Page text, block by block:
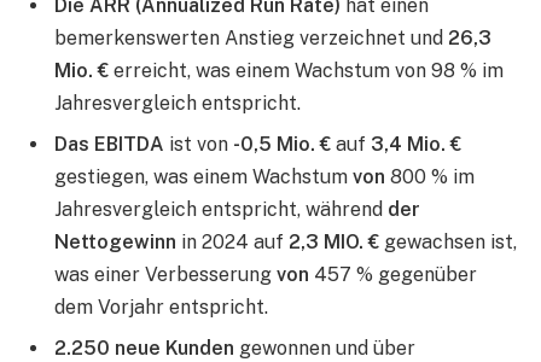
Die ARR (Annualized Run Rate) hat einen
bemerkenswerten Anstieg verzeichnet und 26,3
Mio. € erreicht, was einem Wachstum von 98 % im
Jahresvergleich entspricht.
Das EBITDA ist von -0,5 Mio. € auf 3,4 Mio. €
gestiegen, was einem Wachstum von 800 % im
Jahresvergleich entspricht, während der
Nettogewinn in 2024 auf 2,3 MIO. € gewachsen ist,
was einer Verbesserung von 457 % gegenüber
dem Vorjahr entspricht.
2.250 neue Kunden gewonnen und über